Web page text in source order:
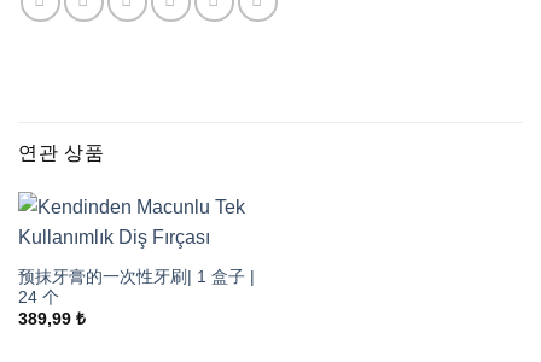
연관 상품
预抹牙膏的一次性牙刷| 1 盒子 |
24 个
389,99 ₺